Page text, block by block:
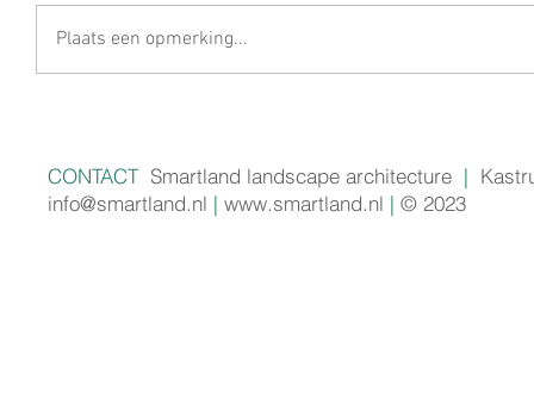
Plaats een opmerking...
CONTACTSmartland landscape architecture |
info@smartland.nl | www.smartland.nl | © 2023